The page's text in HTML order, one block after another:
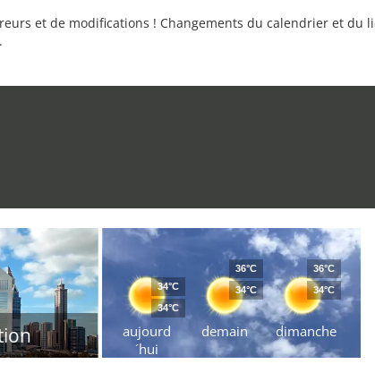
et de modifications ! Changements du calendrier et du
aujourd
´hui
34°C
34°C
demain
36°C
34°C
dimanche
36°C
34°C